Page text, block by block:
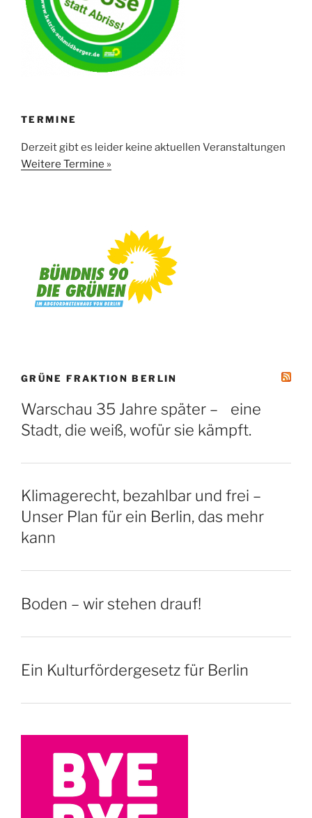
TERMINE
Derzeit gibt es leider keine aktuellen Veranstaltungen
Weitere Termine »
GRÜNE FRAKTION BERLIN
Warschau 35 Jahre später – eine
Stadt, die weiß, wofür sie kämpft.
Klimagerecht, bezahlbar und frei –
Unser Plan für ein Berlin, das mehr
kann
Boden – wir stehen drauf!
Ein Kulturfördergesetz für Berlin